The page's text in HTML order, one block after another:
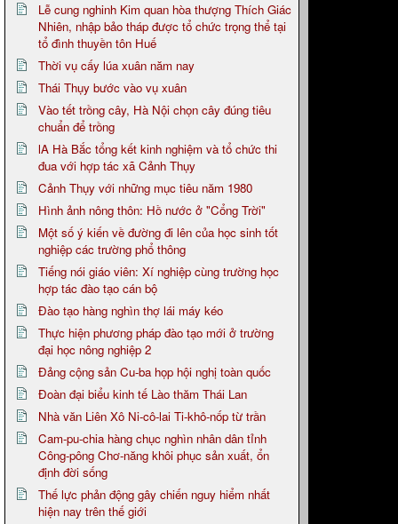
Lễ cung nghinh Kim quan hòa thượng Thích Giác
Nhiên, nhập bảo tháp được tổ chức trọng thể tại
tổ đình thuyền tôn Huế
Thời vụ cấy lúa xuân năm nay
Thái Thụy bước vào vụ xuân
Vào tết trồng cây, Hà Nội chọn cây đúng tiêu
chuẩn để trồng
lA Hà Bắc tổng kết kinh nghiệm và tổ chức thi
đua với hợp tác xã Cảnh Thụy
Cảnh Thụy với những mục tiêu năm 1980
Hình ảnh nông thôn: Hồ nước ở "Cổng Trời"
Một số ý kiến về đường đi lên của học sinh tốt
nghiệp các trường phổ thông
Tiếng nói giáo viên: Xí nghiệp cùng trường học
hợp tác đào tạo cán bộ
Đào tạo hàng nghìn thợ lái máy kéo
Thực hiện phương pháp đào tạo mới ở trường
đại học nông nghiệp 2
Đảng cộng sản Cu-ba họp hội nghị toàn quốc
Đoàn đại biểu kinh tế Lào thăm Thái Lan
Nhà văn Liên Xô Ni-cô-lai Ti-khô-nốp từ trần
Cam-pu-chia hàng chục nghìn nhân dân tỉnh
Công-pông Chơ-năng khôi phục sản xuất, ổn
định đời sống
Thế lực phản động gây chiến nguy hiểm nhất
hiện nay trên thế giới